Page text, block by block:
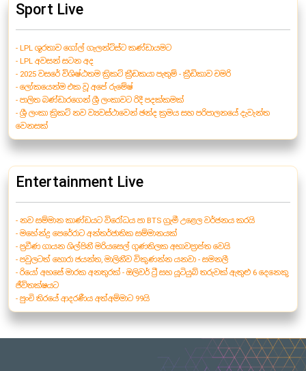
Sport Live
- LPL ශූරතාව ගෝල් ගැලන්ට්ස්ට කණ්ඩායමට
- LPL අවසන් සටන අද
- 2025 වසරේ විශිෂ්ඨතම ක්‍රිකට් ක්‍රීඩකයා පැතුම් - ක්‍රීඩිකාව චමරි
- ලෝකයෙන්ම එක වූ අපේ රුමේෂ්
- පාලිත බණ්ඩාරගෙන් ශ්‍රී ලංකාවට රිදී පදක්කමක්
- ශ්‍රී ලංකා ක්‍රිකට් නව ව්‍යවස්ථාවෙන් ඡන්ද ක්‍රමය සහ පරිපාලනයේ දැවැන්ත
වෙනසක්
Entertainment Live
- නව සම්මාන කාණ්ඩයට විරෝධය පා BTS ග්‍රැමී උළෙල වර්ජනය කරයි
- මහේන්ද්‍ර පෙරේරාට අන්තර්ජාතික සම්මානයක්
- ප්‍රවීණ ගායන ශිල්පිනී මරියසෙල් ගුණතිලක අභාවප්‍රාප්ත වෙයි
- පවුලටත් හොරා ජයන්ත, මාලිනීව විකුණන්න යනවා - සමනලී
- රියෝ අහසේ මාරක අනතුරක් - ඔලිවර් ට්‍රී සහ යූටියුබ් තරුවක් ඇතුළු 6 දෙනෙකු
ජීවිතක්ෂයට
- පුංචි තිරයේ ආදරණීය අත්අම්මාට 99යි